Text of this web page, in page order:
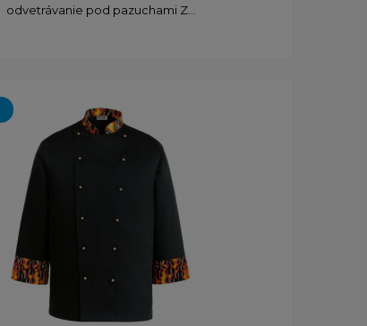
odvetrávanie pod pazuchami Z...